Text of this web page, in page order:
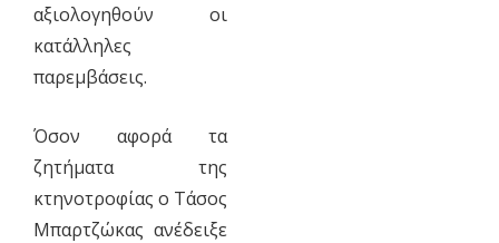
αξιολογηθούν οι
κατάλληλες
παρεμβάσεις.
Όσον αφορά τα
ζητήματα της
κτηνοτροφίας ο Τάσος
Μπαρτζώκας ανέδειξε